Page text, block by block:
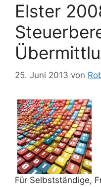
Elster
25. Juni 2013 von
Für Selbstständige,